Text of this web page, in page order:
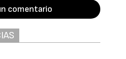
comentario